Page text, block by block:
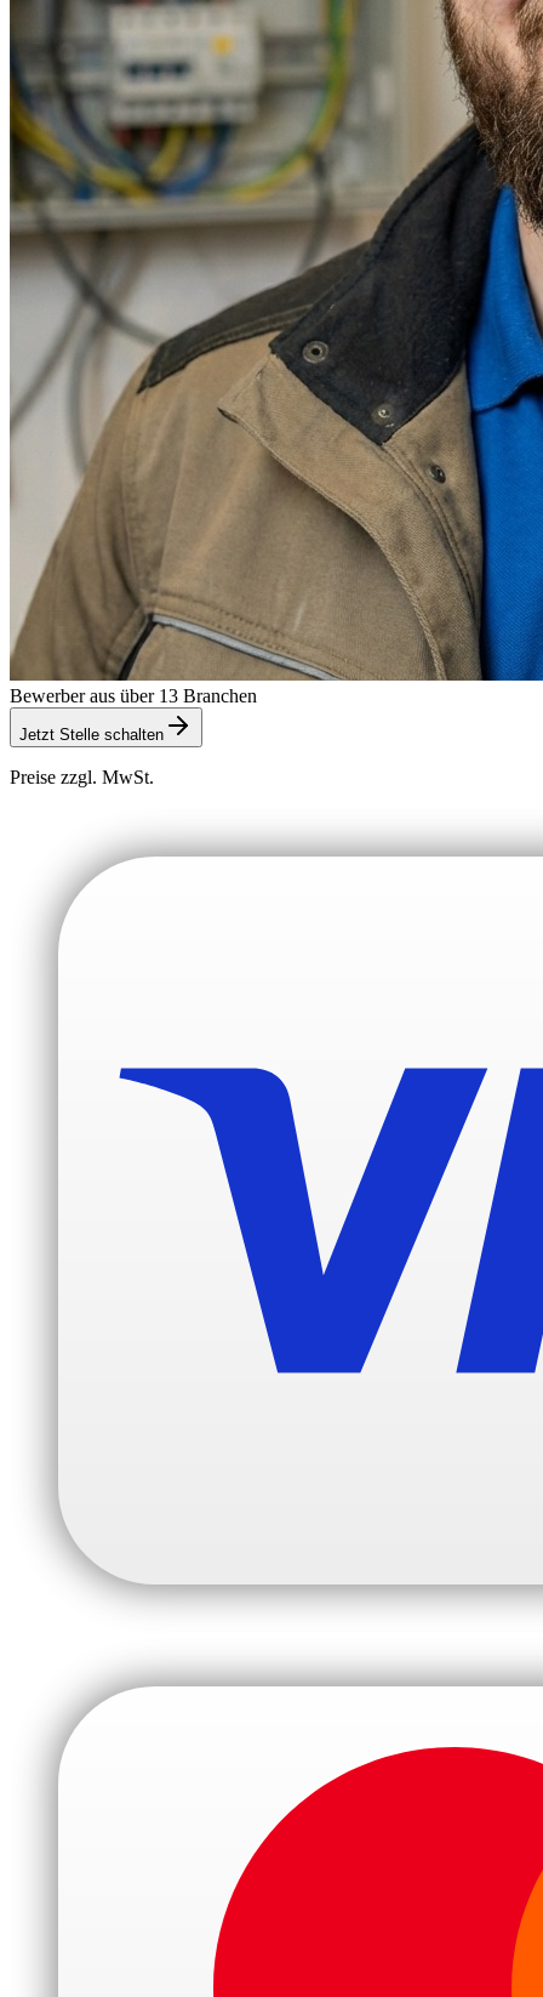
Bewerber aus über 13 Branchen
Jetzt Stelle schalten
Preise zzgl. MwSt.